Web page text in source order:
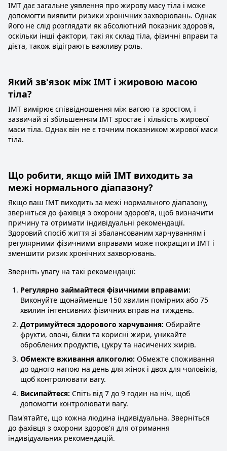
ІМТ дає загальне уявлення про жирову масу тіла і може
допомогти виявити ризики хронічних захворювань. Однак
його не слід розглядати як абсолютний показник здоров'я,
оскільки інші фактори, такі як склад тіла, фізичні вправи та
дієта, також відіграють важливу роль.
Який зв'язок між ІМТ і жировою масою
тіла?
ІМТ вимірює співвідношення між вагою та зростом, і
зазвичай зі збільшенням ІМТ зростає і кількість жирової
маси тіла. Однак він не є точним показником жирової маси
тіла.
Що робити, якщо мій ІМТ виходить за
межі нормального діапазону?
Якщо ваш ІМТ виходить за межі нормального діапазону,
зверніться до фахівця з охорони здоров'я, щоб визначити
причину та отримати індивідуальні рекомендації.
Здоровий спосіб життя зі збалансованим харчуванням і
регулярними фізичними вправами може покращити ІМТ і
зменшити ризик хронічних захворювань.
Зверніть увагу на такі рекомендації:
Регулярно займайтеся фізичними вправами:
Виконуйте щонайменше 150 хвилин помірних або 75
хвилин інтенсивних фізичних вправ на тиждень.
Дотримуйтеся здорового харчування: Обирайте
фрукти, овочі, білки та корисні жири, уникайте
оброблених продуктів, цукру та насичених жирів.
Обмежте вживання алкоголю: Обмежте споживання
до одного напою на день для жінок і двох для чоловіків,
щоб контролювати вагу.
Висипайтеся: Спіть від 7 до 9 годин на ніч, щоб
допомогти контролювати вагу.
Пам'ятайте, що кожна людина індивідуальна. Зверніться
до фахівця з охорони здоров'я для отримання
індивідуальних рекомендацій.